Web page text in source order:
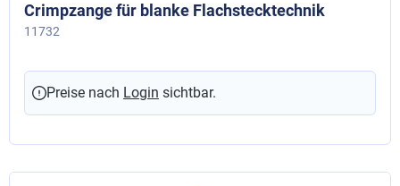
Crimpzange für blanke Flachstecktechnik
11732
Preise nach Login sichtbar.